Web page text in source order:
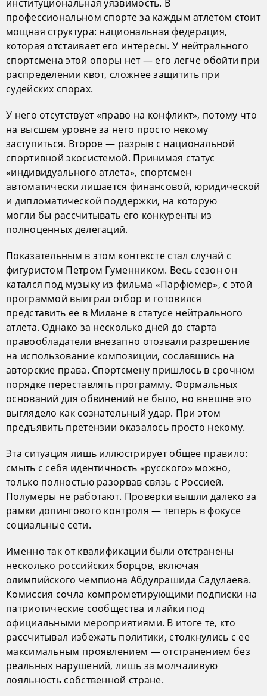
институциональная уязвимость. В
профессиональном спорте за каждым атлетом стоит
мощная структура: национальная федерация,
которая отстаивает его интересы. У нейтрального
спортсмена этой опоры нет — его легче обойти при
распределении квот, сложнее защитить при
судейских спорах.
У него отсутствует «право на конфликт», потому что
на высшем уровне за него просто некому
заступиться. Второе — разрыв с национальной
спортивной экосистемой. Принимая статус
«индивидуального атлета», спортсмен
автоматически лишается финансовой, юридической
и дипломатической поддержки, на которую
могли бы рассчитывать его конкуренты из
полноценных делегаций.
Показательным в этом контексте стал случай с
фигуристом Петром Гуменником. Весь сезон он
катался под музыку из фильма «Парфюмер», с этой
программой выиграл отбор и готовился
представить ее в Милане в статусе нейтрального
атлета. Однако за несколько дней до старта
правообладатели внезапно отозвали разрешение
на использование композиции, сославшись на
авторские права. Спортсмену пришлось в срочном
порядке переставлять программу. Формальных
оснований для обвинений не было, но внешне это
выглядело как сознательный удар. При этом
предъявить претензии оказалось просто некому.
Эта ситуация лишь иллюстрирует общее правило:
смыть с себя идентичность «русского» можно,
только полностью разорвав связь с Россией.
Полумеры не работают. Проверки вышли далеко за
рамки допингового контроля — теперь в фокусе
социальные сети.
Именно так от квалификации были отстранены
несколько российских борцов, включая
олимпийского чемпиона Абдулрашида Садулаева.
Комиссия сочла компрометирующими подписки на
патриотические сообщества и лайки под
официальными мероприятиями. В итоге те, кто
рассчитывал избежать политики, столкнулись с ее
максимальным проявлением — отстранением без
реальных нарушений, лишь за молчаливую
лояльность собственной стране.